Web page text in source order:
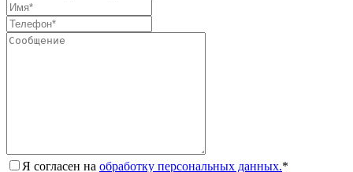
Я согласен на обработку персональных данных.*